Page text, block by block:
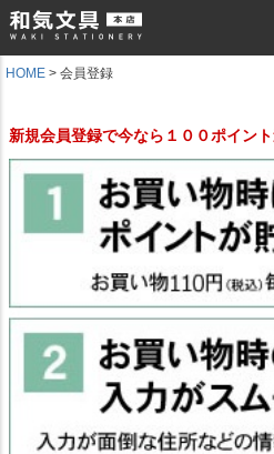
HOME 会員登録
新規会員登録で今なら１００ポイント